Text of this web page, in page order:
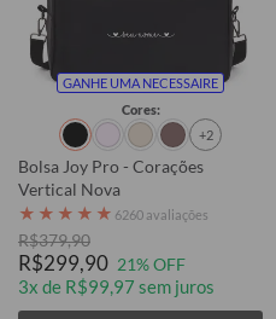
GANHE UMA NECESSAIRE
Cores:
+2
Bolsa Joy Pro - Corações
Vertical Nova
★ ★ ★ ★ ★ 6260 avaliações
R$379,90
R$299,90 21% OFF
3x de R$99,97 sem juros